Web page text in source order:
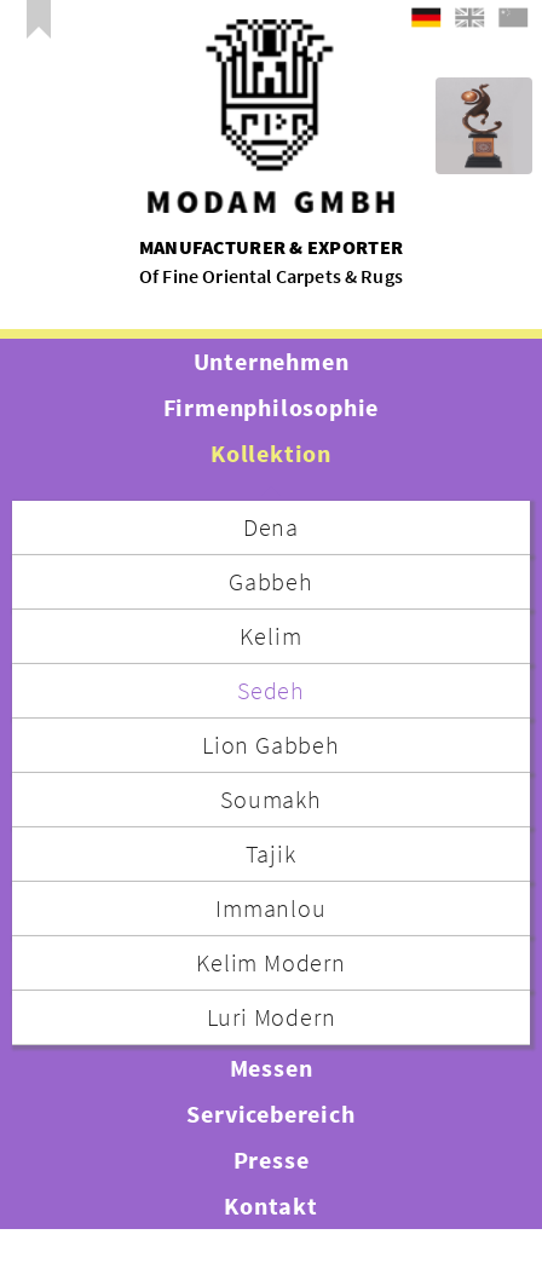
MANUFACTURER & EXPORTER
Of Fine Oriental Carpets & Rugs
Unternehmen
Firmenphilosophie
Kollektion
Dena
Gabbeh
Kelim
Sedeh
Lion Gabbeh
Soumakh
Tajik
Immanlou
Kelim Modern
Luri Modern
Messen
Servicebereich
Presse
Kontakt